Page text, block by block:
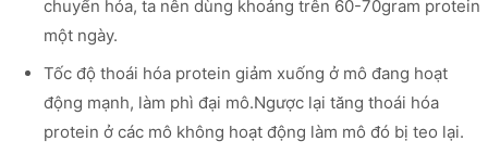
chuyển hóa, ta nên dùng khoảng trên 60-70gram protein
một ngày.
Tốc độ thoái hóa protein giảm xuống ở mô đang hoạt
động mạnh, làm phì đại mô.Ngược lại tăng thoái hóa
protein ở các mô không hoạt động làm mô đó bị teo lại.